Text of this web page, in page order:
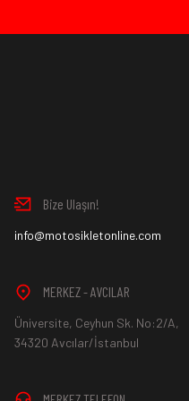
Aksi durum söz konusu
*İade ve Değişim
Bize Ulaşın!
info@motosikletonline.com
MERKEZ - AVCILAR
Üniversite, Ceyhun Sk. No:2/A,
34320 Avcılar/İstanbul